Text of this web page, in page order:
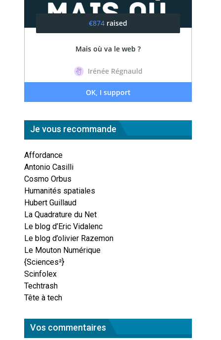
Je vous recommande
Affordance
Antonio Casilli
Cosmo Orbus
Humanités spatiales
Hubert Guillaud
La Quadrature du Net
Le blog d’Eric Vidalenc
Le blog d’olivier Razemon
Le Mouton Numérique
{Sciences²}
Scinfolex
Techtrash
Tête à tech
Vos commentaires